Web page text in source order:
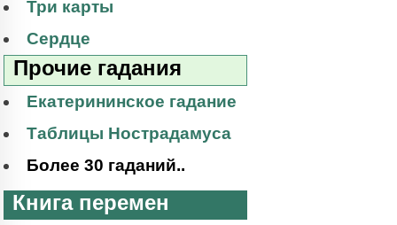
Три карты
Сердце
Прочие гадания
Екатерининское гадание
Таблицы Нострадамуса
Более 30 гаданий..
Книга перемен